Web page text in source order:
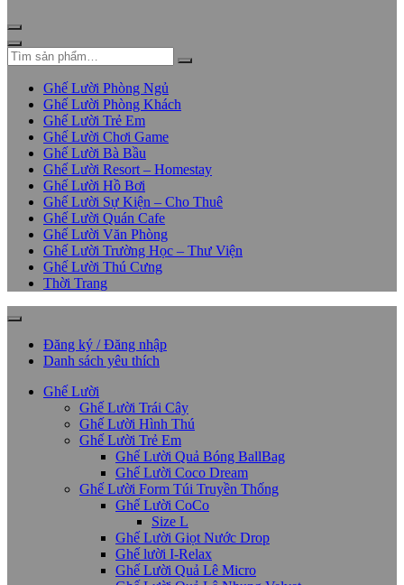
Ghế Lười Phòng Ngủ
Ghế Lười Phòng Khách
Ghế Lười Trẻ Em
Ghế Lười Chơi Game
Ghế Lười Bà Bầu
Ghế Lười Resort – Homestay
Ghế Lười Hồ Bơi
Ghế Lười Sự Kiện – Cho Thuê
Ghế Lười Quán Cafe
Ghế Lười Văn Phòng
Ghế Lười Trường Học – Thư Viện
Ghế Lười Thú Cưng
Thời Trang
Đăng ký / Đăng nhập
Danh sách yêu thích
Ghế Lười
Ghế Lười Trái Cây
Ghế Lười Hình Thú
Ghế Lười Trẻ Em
Ghế Lười Quả Bóng BallBag
Ghế Lười Coco Dream
Ghế Lười Form Túi Truyền Thống
Ghế Lười CoCo
Size L
Ghế Lười Giọt Nước Drop
Ghế lười I-Relax
Ghế Lười Quả Lê Micro